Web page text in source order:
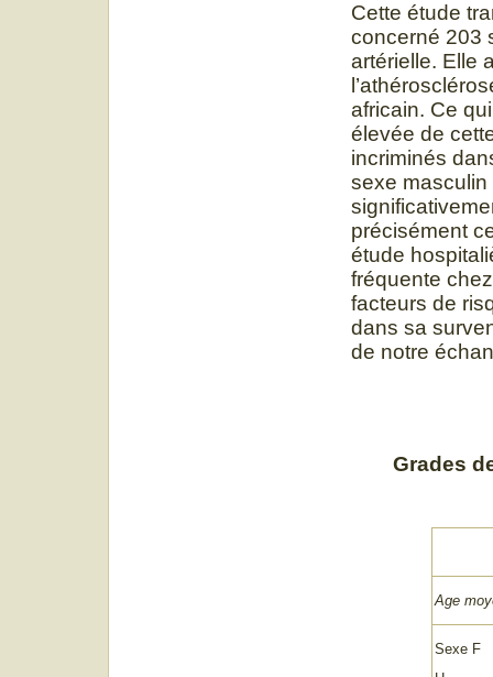
Cette étude
concerné 203
artérielle. Elle
africain. Ce
élevée de
incriminés
sexe masculin
précisément
étude
fréquente
facteurs de
dans sa
de notre
Grades
Age
Sexe F